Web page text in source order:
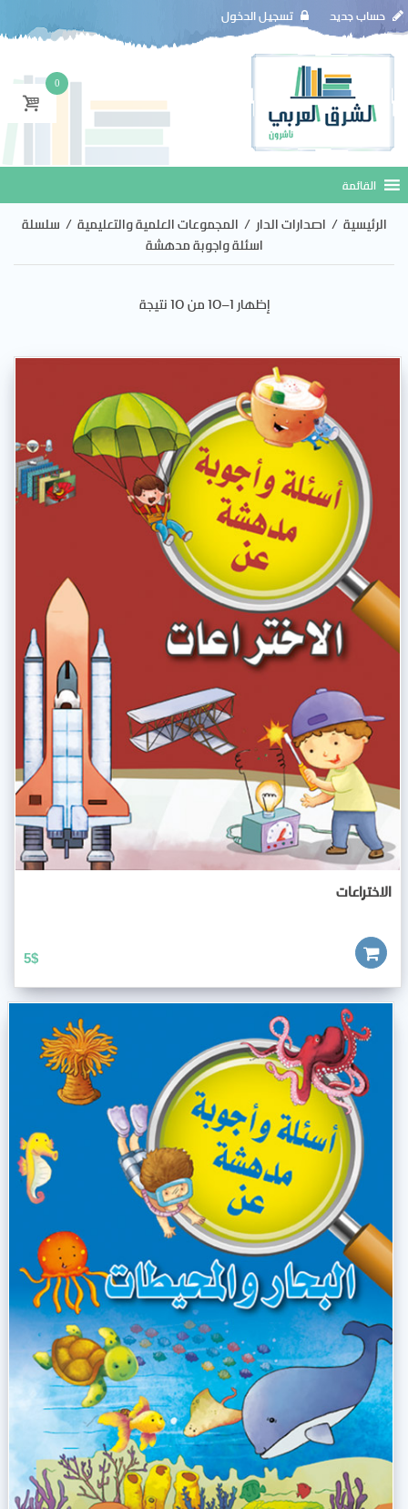
تسجيل الدخول حساب جديد
0
الرئيسية / اصدارات الدار / المجموعات العلمية والتعليمية / سلسلة
اسئلة واجوبة مدهشة
إظهار 1–10 من 10 نتيجة
الاختراعات
5$